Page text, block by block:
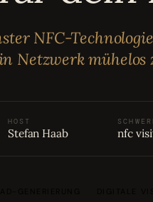
NFC-
Netzwerk mühelos
HOST
Stefan Haab nfc